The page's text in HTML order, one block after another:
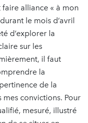
alliance « à mon
le mois d’avril
d’explorer la
sur les
il faut
la
de la
convictions. Pour
mesuré, illustré